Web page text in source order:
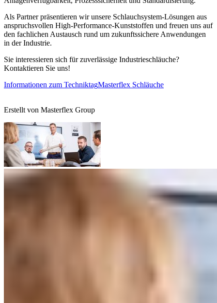
Als Partner präsentieren wir unsere Schlauchsystem-Lösungen aus
anspruchsvollen High-Performance-Kunststoffen und freuen uns auf
den fachlichen Austausch rund um zukunftssichere Anwendungen
in der Industrie.
Sie interessieren sich für zuverlässige Industrieschläuche?
Kontaktieren Sie uns!
Informationen zum TechniktagMasterflex Schläuche
Erstellt von Masterflex Group